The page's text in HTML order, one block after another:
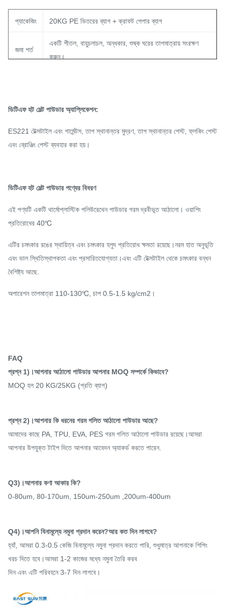
কঠোরতা ASTM D-2240 80±2 তীরে A
প্যাকেজিং 20KG PE ভিতরের ব্যাগ + ক্রাফট পেপার ব্যাগ
জমা শর্ত
একটি শীতল, বায়ুচলাচল, অন্ধকার, শুষ্ক ঘরের তাপমাত্রায় সংরক্ষণ
করুন।
ডিটিএফ হট মেল্ট পাউডার অ্যাপ্লিকেশন:
ES221 টেক্সটাইল এবং গার্মেন্টস, তাপ স্থানান্তর মুদ্রণ, তাপ স্থানান্তর পেস্ট, ফ্লকিং পেস্ট
এবং ব্রোঞ্জিং পেস্ট ব্যবহার করা হয়।
ডিটিএফ হট মেল্ট পাউডার পণ্যের বিবরণ
এই পণ্যটি একটি থার্মোপ্লাস্টিক পলিউরেথেন পাউডার গরম দ্রবীভূত আঠালো। ওয়াশিং
প্রতিরোধের 40℃
এটির চমৎকার রঙের স্থায়িত্ব এবং চমৎকার হলুদ প্রতিরোধ ক্ষমতা রয়েছে।নরম হাত অনুভূতি
এবং ভাল স্থিতিস্থাপকতা এবং প্রসারিতযোগ্যতা।এবং এটি টেক্সটাইল থেকে চমৎকার বন্ধন
বৈশিষ্ট্য আছে.
অপারেশন তাপমাত্রা 110-130℃, চাপ 0.5-1.5 kg/cm2।
FAQ
প্রশ্ন 1)।আপনার আঠালো পাউডার আপনার MOQ সম্পর্কে কিভাবে?
MOQ হল 20 KG/25KG (প্রতি ব্যাগ)
প্রশ্ন 2)।আপনার কি ধরনের গরম গলিত আঠালো পাউডার আছে?
আমাদের কাছে PA, TPU, EVA, PES গরম গলিত আঠালো পাউডার রয়েছে।আমরা
আপনার উপযুক্ত টাইপ দিতে আপনার আবেদন অ্যাকর্ড করতে পারেন.
Q3)।আপনার কণা আকার কি?
0-80um, 80-170um, 150um-250um ,200um-400um
Q4)।আপনি বিনামূল্যে নমুনা প্রদান করেন?আর কত দিন লাগবে?
হ্যাঁ, আমরা 0.3-0.5 কেজি বিনামূল্যে নমুনা প্রদান করতে পারি, শুধুমাত্র আপনাকে শিপিং
খরচ দিতে হবে।আমরা 1-2 কাজের মধ্যে নমুনা তৈরি করব
দিন এবং এটি পরিবহনে 3-7 দিন লাগবে।